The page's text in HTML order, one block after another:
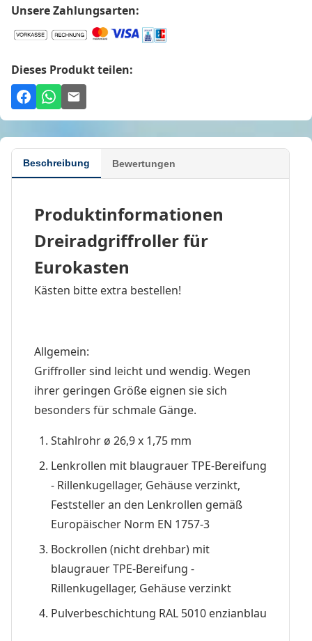
Unsere Zahlungsarten:
Dieses Produkt teilen:
Beschreibung Bewertungen
Produktinformationen
Dreiradgriffroller für
Eurokasten
Kästen bitte extra bestellen!
Allgemein:
Griffroller sind leicht und wendig. Wegen
ihrer geringen Größe eignen sie sich
besonders für schmale Gänge.
Stahlrohr ø 26,9 x 1,75 mm
Lenkrollen mit blaugrauer TPE-Bereifung
- Rillenkugellager, Gehäuse verzinkt,
Feststeller an den Lenkrollen gemäß
Europäischer Norm EN 1757-3
Bockrollen (nicht drehbar) mit
blaugrauer TPE-Bereifung -
Rillenkugellager, Gehäuse verzinkt
Pulverbeschichtung RAL 5010 enzianblau